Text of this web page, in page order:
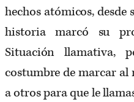
hechos atómicos, desde
historia marcó su
Situación llamativa,
costumbre de marcar al
a otros para que le